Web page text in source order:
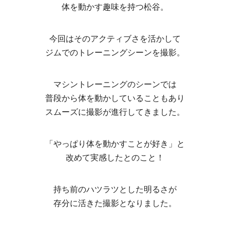
体を動かす趣味を持つ松谷。
今回はそのアクティブさを活かして
ジムでのトレーニングシーンを撮影。
マシントレーニングのシーンでは
普段から体を動かしていることもあり
スムーズに撮影が進行してきました。
「やっぱり体を動かすことが好き」と
改めて実感したとのこと！
持ち前のハツラツとした明るさが
存分に活きた撮影となりました。